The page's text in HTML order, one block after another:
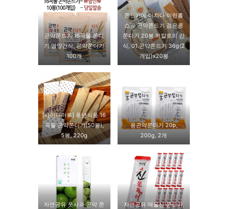
곤약쫀드기 16곡물 쫀디
기 영양간식, 곤약쫀디기
100개
쫀드기에 미치다 이런홈
쇼핑 곤약쫀드기 검은콩
쫀디기 20봉 저칼로리 간
식, 01.곤약쫀드기 36g(2
개입)x20봉
[사이다마트] 풍년식품 16
곡물 곤약쫀디기(50봉),
5봉, 220g
웅곤약쫀디기 20p,
200g, 2개
자연공유 풋사과 곤약 쫀
자연공유 매울신 쫀드기,